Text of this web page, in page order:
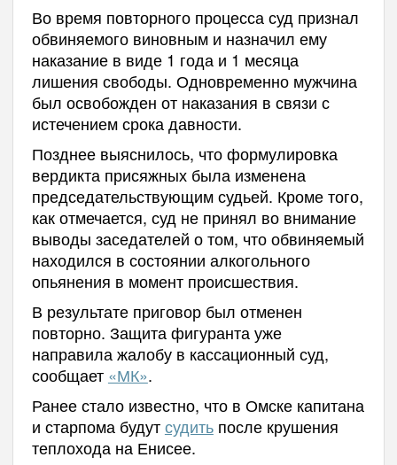
Во время повторного процесса суд признал
обвиняемого виновным и назначил ему
наказание в виде 1 года и 1 месяца
лишения свободы. Одновременно мужчина
был освобожден от наказания в связи с
истечением срока давности.
Позднее выяснилось, что формулировка
вердикта присяжных была изменена
председательствующим судьей. Кроме того,
как отмечается, суд не принял во внимание
выводы заседателей о том, что обвиняемый
находился в состоянии алкогольного
опьянения в момент происшествия.
В результате приговор был отменен
повторно. Защита фигуранта уже
направила жалобу в кассационный суд,
сообщает «МК».
Ранее стало известно, что в Омске капитана
и старпома будутсудитьпосле крушения
теплохода на Енисее.